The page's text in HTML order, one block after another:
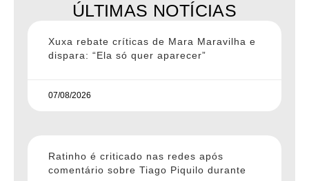
ÚLTIMAS NOTÍCIAS
Xuxa rebate críticas de Mara Maravilha e
dispara: “Ela só quer aparecer”
07/08/2026
Ratinho é criticado nas redes após
comentário sobre Tiago Piquilo durante